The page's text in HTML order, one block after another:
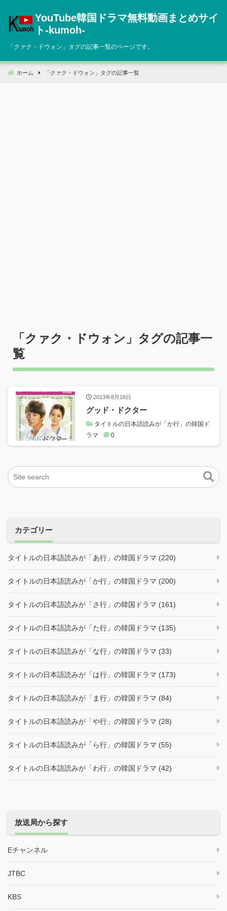
へ
動
YouTube韓国ドラマ無料動画まとめサイ
ト‐kumoh‐
「クァク・ドウォン 」タグの記事一覧のページです。
ホーム 「 クァク・ドウォン 」タグの記事一覧
「クァク・ドウォン 」タグの記事一
覧
2013年8月16日
グッド・ドクター
タイトルの日本語読みが「か行」の韓国ド
ラマ
0
カテゴリー
タイトルの日本語読みが「あ行」の韓国ドラマ (220)
タイトルの日本語読みが「か行」の韓国ドラマ (200)
タイトルの日本語読みが「さ行」の韓国ドラマ (161)
タイトルの日本語読みが「た行」の韓国ドラマ (135)
タイトルの日本語読みが「な行」の韓国ドラマ (33)
タイトルの日本語読みが「は行」の韓国ドラマ (173)
タイトルの日本語読みが「ま行」の韓国ドラマ (84)
タイトルの日本語読みが「や行」の韓国ドラマ (28)
タイトルの日本語読みが「ら行」の韓国ドラマ (55)
タイトルの日本語読みが「わ行」の韓国ドラマ (42)
放送局から探す
Eチャンネル
JTBC
KBS